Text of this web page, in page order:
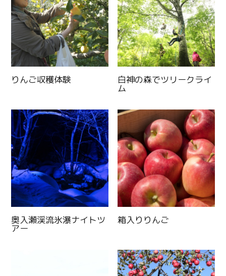
りんご収穫体験 白神の森でツリークライ
ム
奥入瀬渓流氷瀑ナイトツ
アー
箱入りりんご